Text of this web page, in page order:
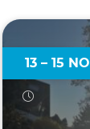
13 – 15